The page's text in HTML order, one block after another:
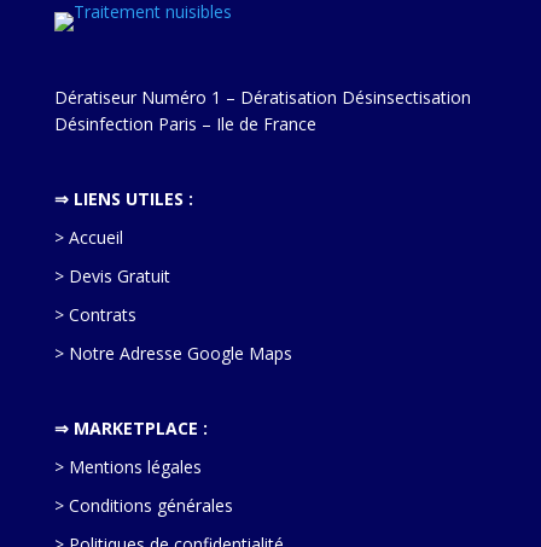
Dératiseur Numéro 1 – Dératisation Désinsectisation
Désinfection Paris – Ile de France
⇒ LIENS UTILES :
> Accueil
> Devis Gratuit
> Contrats
> Notre Adresse Google Maps
⇒ MARKETPLACE :
> Mentions légales
> Conditions générales